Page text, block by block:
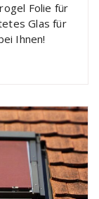
Folie für
Glas für
Ihnen!